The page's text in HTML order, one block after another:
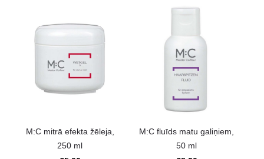
M:C mitrā efekta žēleja,
250 ml
M:C fluīds matu galiņiem,
50 ml